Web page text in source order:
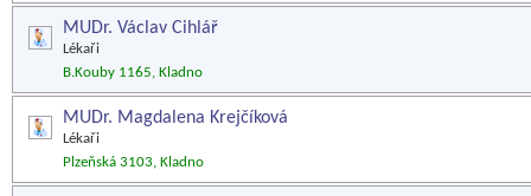
MUDr. Václav Cihlář
Lékaři
B.Kouby 1165, Kladno
MUDr. Magdalena Krejčíková
Lékaři
Plzeňská 3103, Kladno